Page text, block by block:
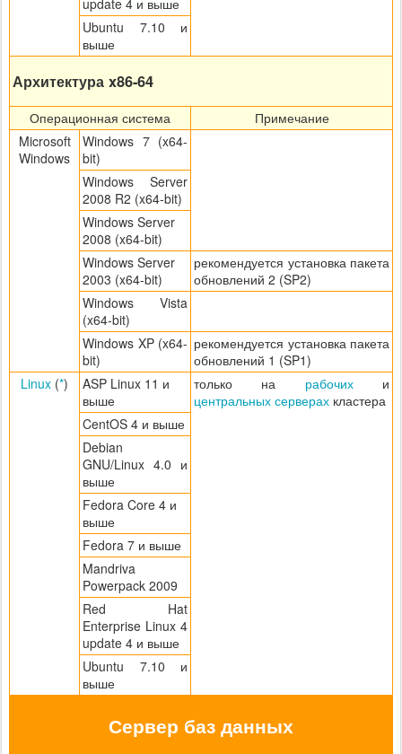
update 4 и выше
Ubuntu 7.10 и
выше
Архитектура x86-64
Операционная система
Примечание
Microsoft
Windows
Windows 7 (x64-
bit)
Windows Server
2008 R2 (x64-bit)
Windows Server
2008 (x64-bit)
Windows Server
2003 (x64-bit)
рекомендуется установка пакета
обновлений 2 (SP2)
Windows Vista
(x64-bit)
Windows XP (x64-
bit)
рекомендуется установка пакета
обновлений 1 (SP1)
Linux (*)
ASP Linux 11 и
выше
только на рабочихи
центральных серверах кластера
CentOS 4 и выше
Debian
GNU/Linux 4.0 и
выше
Fedora Core 4 и
выше
Fedora 7 и выше
Mandriva
Powerpack 2009
Red Hat
Enterprise Linux 4
update 4 и выше
Ubuntu 7.10 и
выше
Сервер баз данных